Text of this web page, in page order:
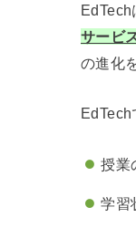
EdTech
サービ
の進化
EdTech
授業
学習